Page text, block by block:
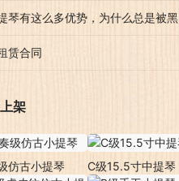
琴有这么多优势，为什么总是被黑
赁合同
架
仿古小提琴 C级15.5寸中提琴